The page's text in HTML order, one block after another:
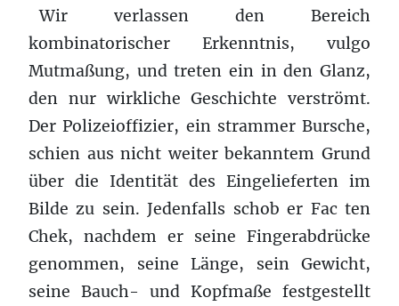
Wir verlassen den Bereich
kombinatorischer Erkenntnis, vulgo
Mutmaßung, und treten ein in den Glanz,
den nur wirkliche Geschichte verströmt.
Der Polizeioffizier, ein strammer Bursche,
schien aus nicht weiter bekanntem Grund
über die Identität des Eingelieferten im
Bilde zu sein. Jedenfalls schob er Fac ten
Chek, nachdem er seine Fingerabdrücke
genommen, seine Länge, sein Gewicht,
seine Bauch- und Kopfmaße festgestellt